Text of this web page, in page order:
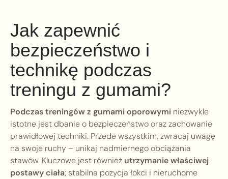
Jak zapewnić
bezpieczeństwo i
technikę podczas
treningu z gumami?
Podczas treningów z gumami oporowymi niezwykle
istotne jest dbanie o bezpieczeństwo oraz zachowanie
prawidłowej techniki. Przede wszystkim, zwracaj uwagę
na swoje ruchy – unikaj nadmiernego obciążania
stawów. Kluczowe jest również utrzymanie właściwej
postawy ciała; stabilna pozycja łokci i nieruchome